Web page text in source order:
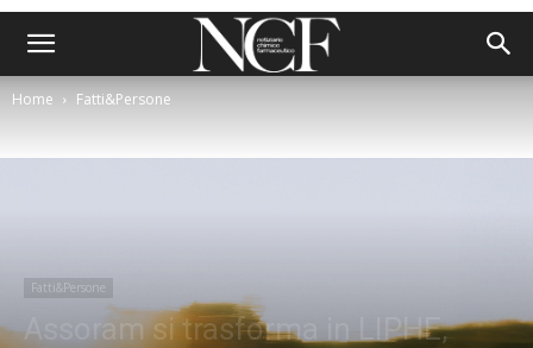
Home Fatti&Persone
Fatti&Persone
Assoram si trasforma in LIPHE,